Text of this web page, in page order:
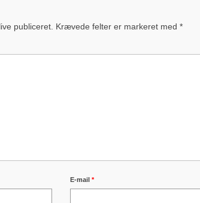
publiceret. Krævede felter er markeret med *
E-mail*